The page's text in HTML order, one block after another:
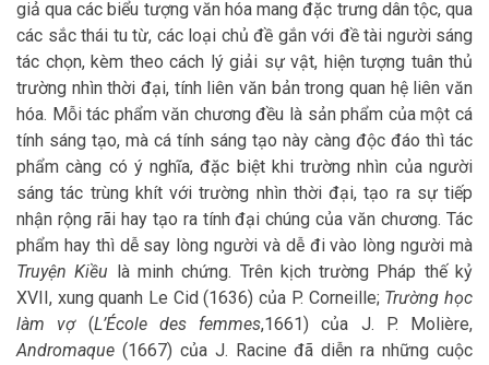
giả qua các biểu tượng văn hóa mang đặc trưng dân tộc, qua
các sắc thái tu từ, các loại chủ đề gắn với đề tài người sáng
tác chọn, kèm theo cách lý giải sự vật, hiện tượng tuân thủ
trường nhìn thời đại, tính liên văn bản trong quan hệ liên văn
hóa. Mỗi tác phẩm văn chương đều là sản phẩm của một cá
tính sáng tạo, mà cá tính sáng tạo này càng độc đáo thì tác
phẩm càng có ý nghĩa, đặc biệt khi trường nhìn của người
sáng tác trùng khít với trường nhìn thời đại, tạo ra sự tiếp
nhận rộng rãi hay tạo ra tính đại chúng của văn chương. Tác
phẩm hay thì dễ say lòng người và dễ đi vào lòng người mà
Truyện Kiều là minh chứng. Trên kịch trường Pháp thế kỷ
XVII, xung quanh Le Cid (1636) của P. Corneille; Trường học
làm vợ(L’École des femmes,1661) của J. P. Molière,
Andromaque (1667) của J. Racine đã diễn ra những cuộc